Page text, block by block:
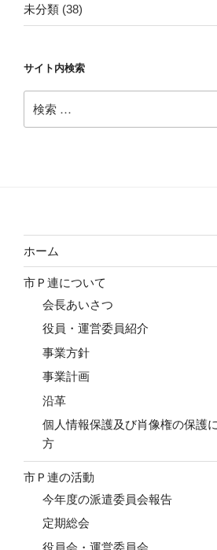
未分類 (38)
サイト内検索
索:
ホーム
市Ｐ連について
会長あいさつ
役員・運営委員紹介
事業方針
事業計画
沿革
個人情報保護及び肖像権の保護
方
市Ｐ連の活動
今年度の派遣委員会報告
定期総会
役員会・運営委員会